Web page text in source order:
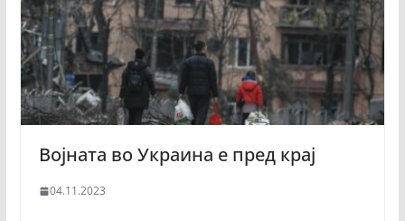
Војната во Украина е пред крај
04.11.2023